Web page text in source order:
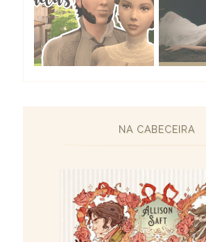
NA CABECEIRA